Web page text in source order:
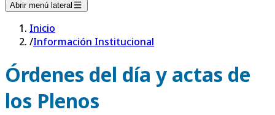
Abrir menú lateral
Inicio
/Información Institucional
Órdenes del día y actas de
los Plenos